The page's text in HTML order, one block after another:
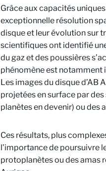
Grâce aux capacités
exceptionnelle résolution
disque et leur évolution sur
scientifiques ont identifié
du gaz et des poussières
phénomène est notamment
Les images du disque
projetées en surface par
planètes en devenir) ou des
Ces résultats, plus
l’importance de poursuivre
protoplanètes ou des amas